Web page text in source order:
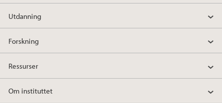
Utdanning
Forskning
Ressurser
Om instituttet